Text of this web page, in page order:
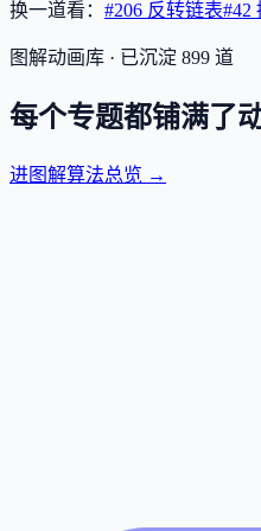
换一道看： #206 反转链表#42
图解动画库 · 已沉淀 899 道
每个专题都铺满了
进图解算法总览 →